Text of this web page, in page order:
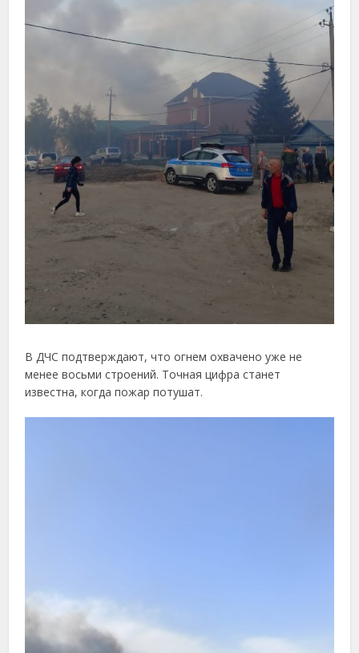
В ДЧС подтверждают, что огнем охвачено уже не
менее восьми строений. Точная цифра станет
известна, когда пожар потушат.